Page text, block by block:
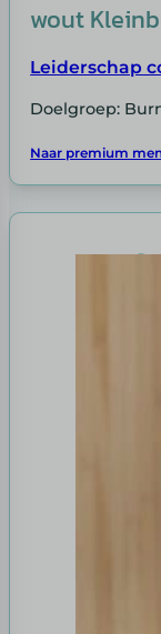
wout
Leiderschap
Doelgroep:
Naar premium